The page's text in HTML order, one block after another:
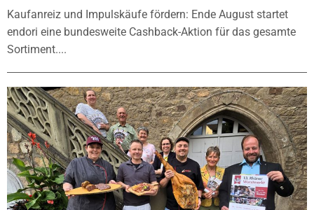
Kaufanreiz und Impulskäufe fördern: Ende August startet
endori eine bundesweite Cashback-Aktion für das gesamte
Sortiment....